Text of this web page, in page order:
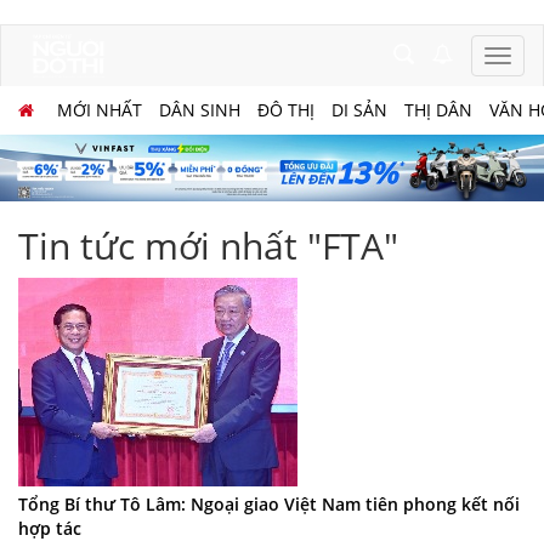
MỚI NHẤT DÂN SINH ĐÔ THỊ DI SẢN THỊ DÂN VĂN
Tin tức mới nhất "FTA"
Tổng Bí thư Tô Lâm: Ngoại giao Việt Nam tiên phong kết nối
hợp tác